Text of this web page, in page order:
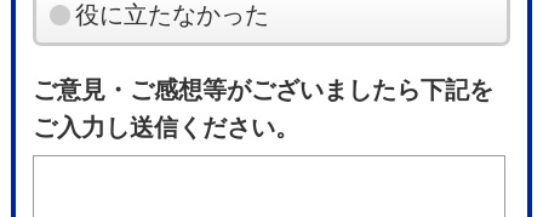
役に立たなかった
ご意見・ご感想等がございましたら下記を
ご入力し送信ください。